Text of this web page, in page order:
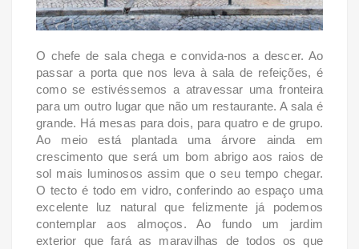
O chefe de sala chega e convida-nos a descer. Ao
passar a porta que nos leva à sala de refeições, é
como se estivéssemos a atravessar uma fronteira
para um outro lugar que não um restaurante. A sala é
grande. Há mesas para dois, para quatro e de grupo.
Ao meio está plantada uma árvore ainda em
crescimento que será um bom abrigo aos raios de
sol mais luminosos assim que o seu tempo chegar.
O tecto é todo em vidro, conferindo ao espaço uma
excelente luz natural que felizmente já podemos
contemplar aos almoços. Ao fundo um jardim
exterior que fará as maravilhas de todos os que